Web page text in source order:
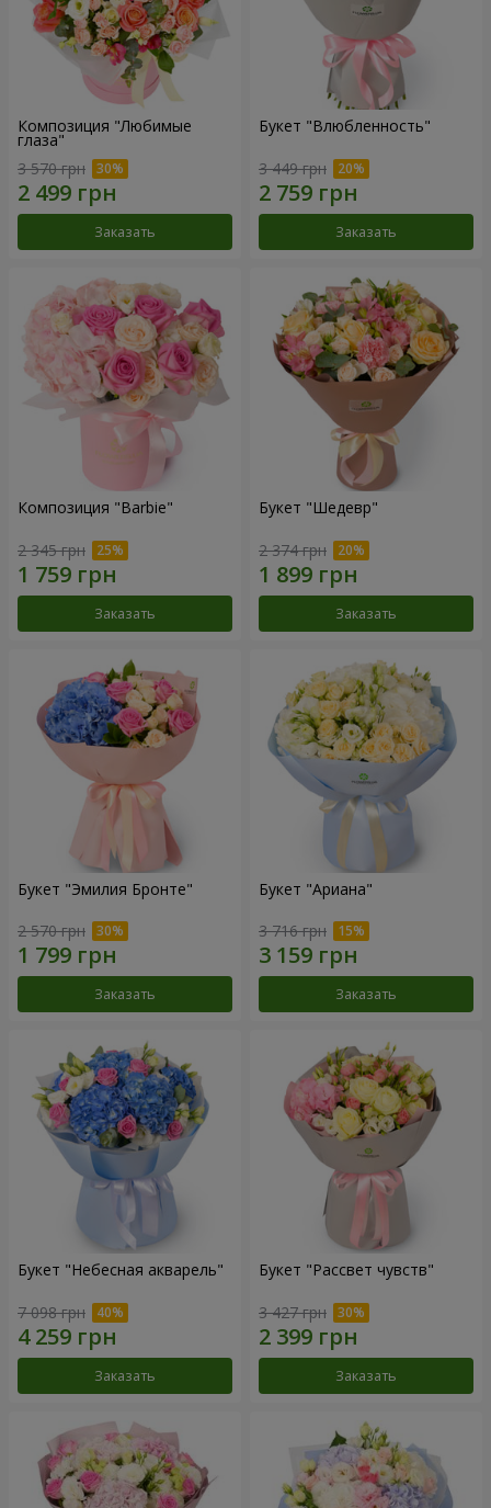
Композиция "Любимые
глаза"
3 570 грн
Заказать
Букет "Влюбленность"
3 449 грн
Заказать
Композиция "Barbie"
2 345 грн
Заказать
Букет "Шедевр"
2 374 грн
Заказать
Букет "Эмилия Бронте"
2 570 грн
Заказать
Букет "Ариана"
3 716 грн
Заказать
Букет "Небесная акварель"
7 098 грн
Заказать
Букет "Рассвет чувств"
3 427 грн
Заказать